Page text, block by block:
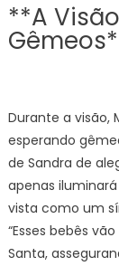
**A
Durante a visão,
esperando
de Sandra de
apenas
vista como um
“Esses bebês
Santa,